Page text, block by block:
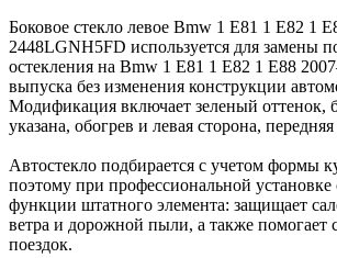
Боковое стекло левое Bmw 1 E81 1 E82 1
2448LGNH5FD используется для замены
остекления на Bmw 1 E81 1 E82 1 E88
выпуска без изменения конструкции
Модификация включает зеленый оттенок,
указана, обогрев и левая сторона, передняя
Автостекло подбирается с учетом формы
поэтому при профессиональной
функции штатного элемента: защищает
ветра и дорожной пыли, а также помогает
поездок.